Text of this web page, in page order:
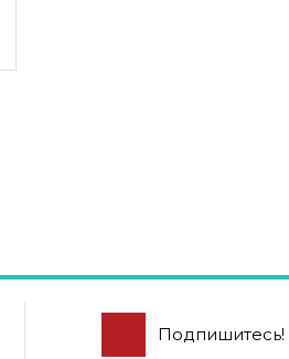
Подпишитесь!